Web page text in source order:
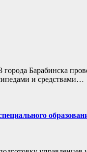
Барабинска
и средствами…